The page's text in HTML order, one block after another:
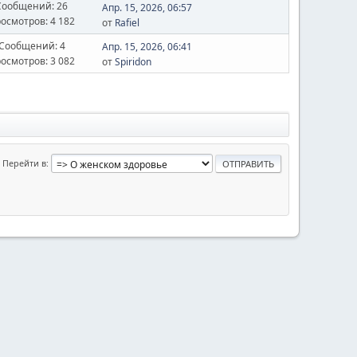
26
4 182
Апр. 15, 2026, 06:57
от Rafiel
4
3 082
Апр. 15, 2026, 06:41
отSpiridon
Перейти в